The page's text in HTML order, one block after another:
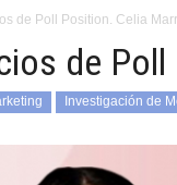
de Poll Position. Celia
de
Investigación de